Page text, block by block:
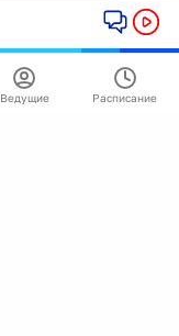
Ведущие Расписание